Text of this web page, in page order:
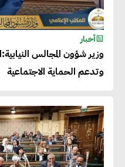
أخبار
وزير شؤون المجالس
وتدعم الحماية الاجتماعية